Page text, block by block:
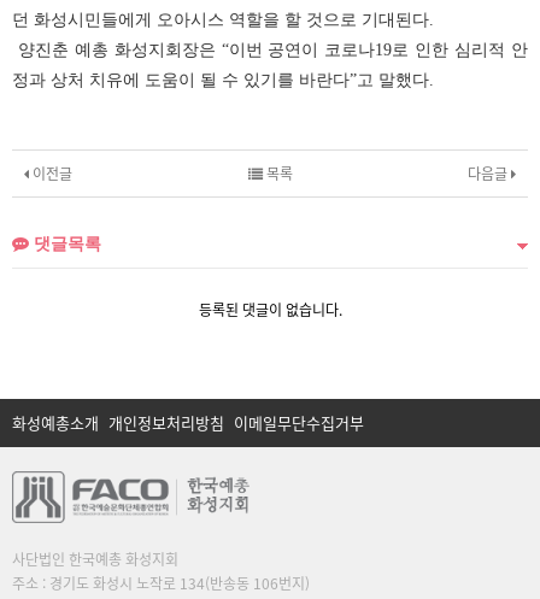
던 화성시민들에게 오아시스 역할을 할 것으로 기대된다.
양진춘 예총 화성지회장은 “이번 공연이 코로나19로 인한 심리적 안
정과 상처 치유에 도움이 될 수 있기를 바란다”고 말했다.
이전글 다음글
목록
댓글목록
등록된 댓글이 없습니다.
화성예총소개 개인정보처리방침 이메일무단수집거부
사단법인 한국예총 화성지회
주소 : 경기도 화성시 노작로 134(반송동 106번지)